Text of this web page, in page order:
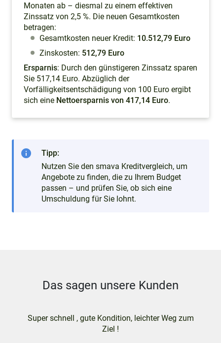
Monaten ab – diesmal zu einem effektiven
Zinssatz von 2,5 %. Die neuen Gesamtkosten
betragen:
Gesamtkosten neuer Kredit: 10.512,79 Euro
Zinskosten: 512,79 Euro
Ersparnis: Durch den günstigeren Zinssatz sparen
Sie 517,14 Euro. Abzüglich der
Vorfälligkeitsentschädigung von 100 Euro ergibt
sich eine Nettoersparnis von 417,14 Euro.
info
Tipp:
Nutzen Sie den smava Kreditvergleich, um
Angebote zu finden, die zu Ihrem Budget
passen – und prüfen Sie, ob sich eine
Umschuldung für Sie lohnt.
Das sagen unsere Kunden
Super schnell , gute Kondition, leichter Weg zum
Ziel !